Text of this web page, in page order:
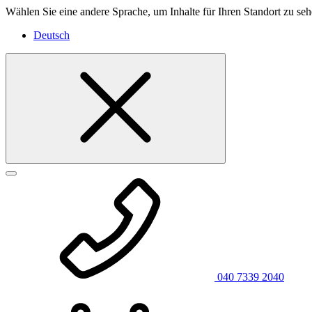
Wählen Sie eine andere Sprache, um Inhalte für Ihren Standort zu
Deutsch
040 7339 2040